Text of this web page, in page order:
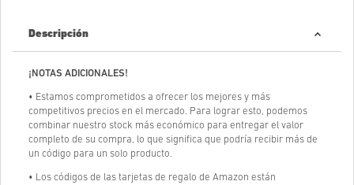
Descripción
¡NOTAS ADICIONALES!
• Estamos comprometidos a ofrecer los mejores y más
competitivos precios en el mercado. Para lograr esto, podemos
combinar nuestro stock más económico para entregar el valor
completo de su compra, lo que significa que podría recibir más de
un código para un solo producto.
• Los códigos de las tarjetas de regalo de Amazon están